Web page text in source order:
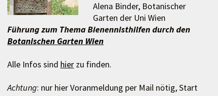
Alena Binder, Botanischer
Garten der Uni Wien
Führung zum Thema Bienennisthilfen durch den
Botanischen Garten Wien
Alle Infos sind hier zu finden.
Achtung: nur hier Voranmeldung per Mail nötig, Start